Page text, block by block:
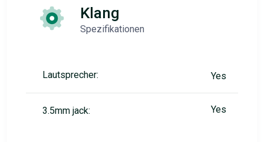
Klang
Spezifikationen
Lautsprecher: Yes
3.5mm jack: Yes